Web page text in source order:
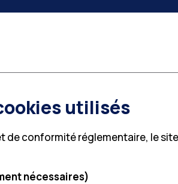
utilisés
de conformité réglementaire, le
nécessaires)